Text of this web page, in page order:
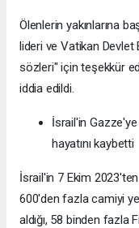
Ölenlerin yakınlarına
lideri ve Vatikan Devlet
sözleri" için teşekkür
iddia edildi.
İsrail'in
hayatını kaybetti
İsrail'in 7 Ekim
600'den fazla camiyi
aldığı, 58 binden fazla